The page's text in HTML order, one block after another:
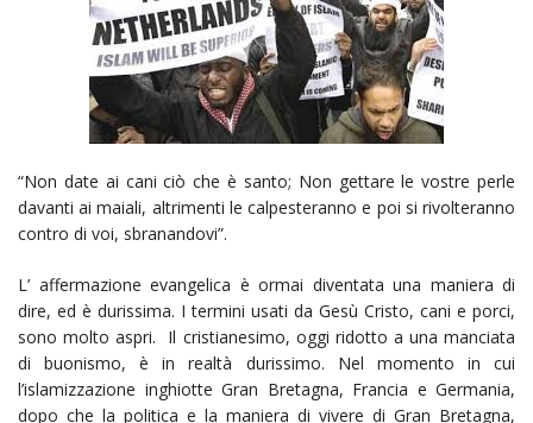
“Non date ai cani ciò che è santo; Non gettare le vostre perle
davanti ai maiali, altrimenti le calpesteranno e poi si rivolteranno
contro di voi, sbranandovi”.
L’ affermazione evangelica è ormai diventata una maniera di
dire, ed è durissima. I termini usati da Gesù Cristo, cani e porci,
sono molto aspri. Il cristianesimo, oggi ridotto a una manciata
di buonismo, è in realtà durissimo. Nel momento in cui
l’islamizzazione inghiotte Gran Bretagna, Francia e Germania,
dopo che la politica e la maniera di vivere di Gran Bretagna,